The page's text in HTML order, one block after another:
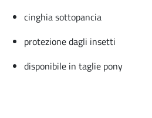
cinghia sottopancia
protezione dagli insetti
disponibile in taglie pony